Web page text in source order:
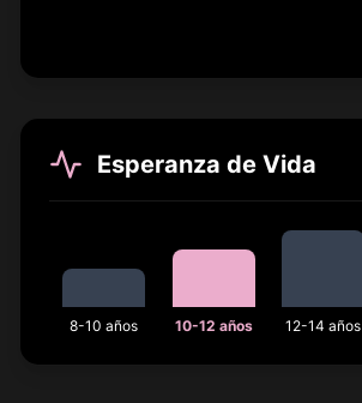
Esperanza de Vida
8-10 años 10-12 años 12-14 años